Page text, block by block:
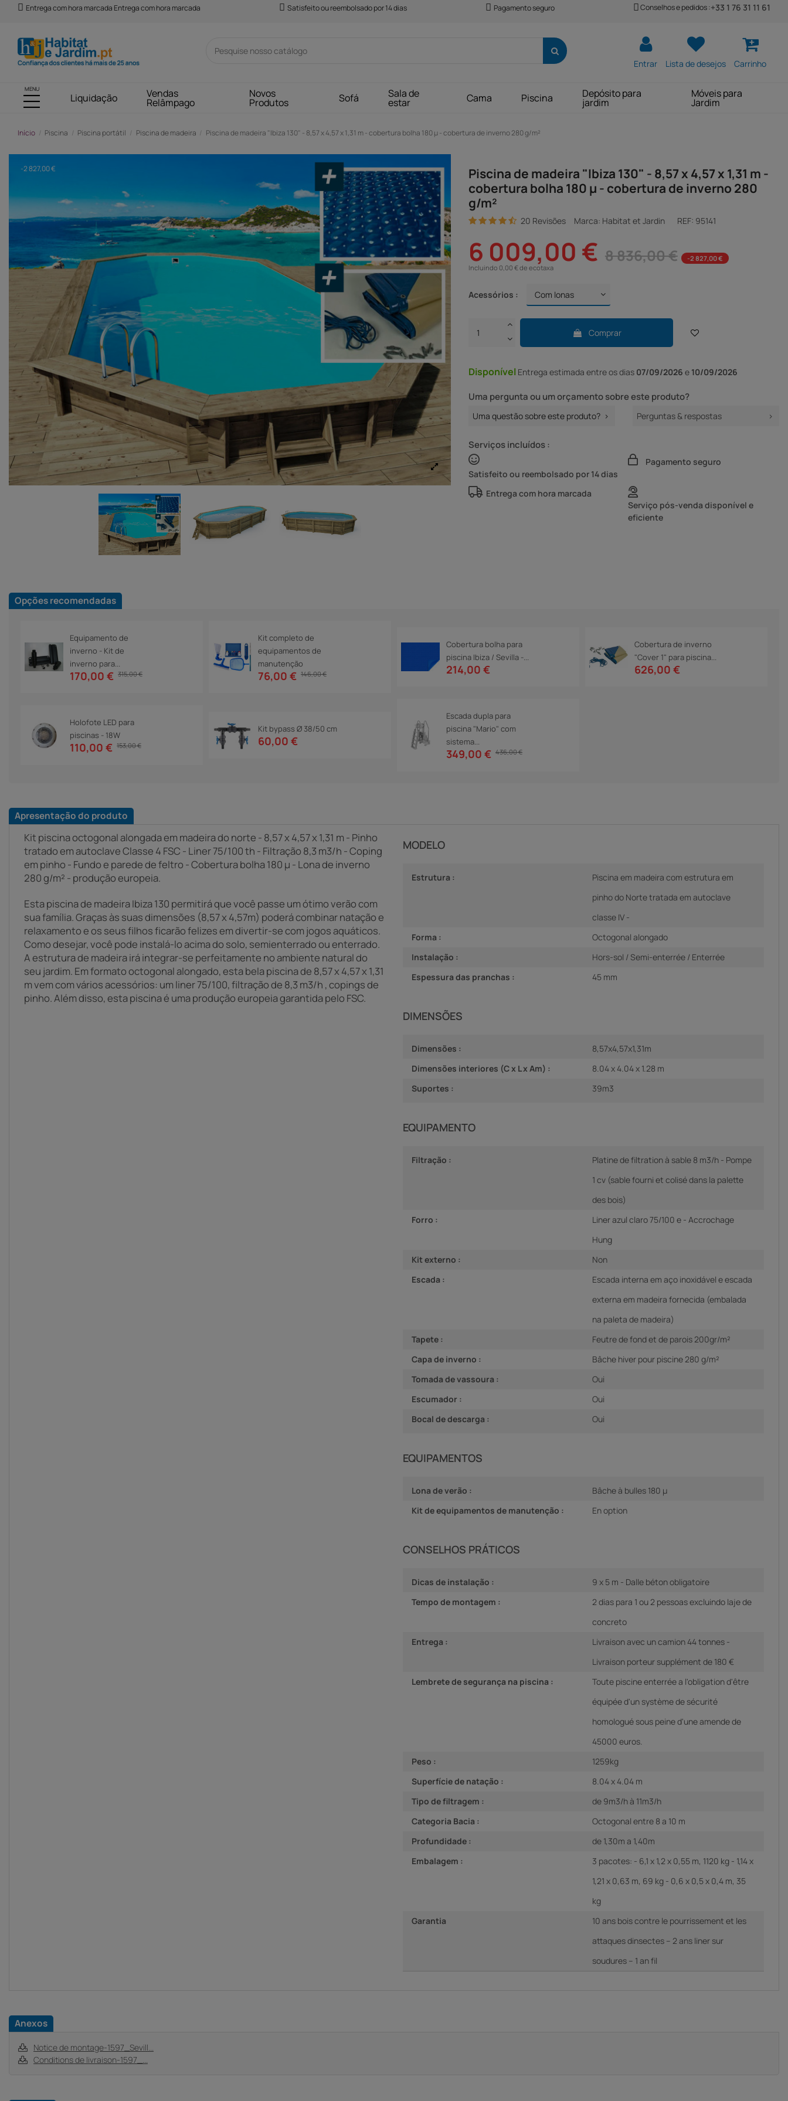
Entrega com hora marcada Entrega com hora marcada Satisfeito ou reembolsado por 14 dias Pagamento seguro Conselhos e pedidos :+33 1 76 31 11 61
Entrar Lista de desejos Carrinho
MENU
Liquidação Vendas
Relâmpago
Novos
Produtos Sofá Sala de
estar Cama Piscina Depósito para
jardim
Móveis para
Jardim
Início Piscina Piscina portátil Piscina de madeira Piscina de madeira "Ibiza 130" - 8,57 x 4,57 x 1,31 m - cobertura bolha 180 µ - cobertura de inverno 280 g/m²
-2 827,00 €
Piscina de madeira "Ibiza 130" - 8,57 x 4,57 x 1,31 m -
cobertura bolha 180 µ - cobertura de inverno 280
g/m²
20 Revisões Marca: Habitat et Jardin REF: 95141
6 009,00 € 8 836,00 €
-2 827,00 €
Incluindo 0,00 € de ecotaxa
Acessórios :
Comprar
Disponível Entrega estimada entre os dias 07/09/2026 e 10/09/2026
Uma pergunta ou um orçamento sobre este produto?
Uma questão sobre este produto? Perguntas & respostas
Serviços incluídos :
Satisfeito ou reembolsado por 14 dias
Pagamento seguro
Entrega com hora marcada
Serviço pós-venda disponível e
eficiente
Opções recomendadas
Equipamento de
inverno - Kit de
inverno para...
170,00 € 315,00 €
Kit completo de
equipamentos de
manutenção
76,00 € 146,00 €
Cobertura bolha para
piscina Ibiza / Sevilla -...
214,00 €
Cobertura de inverno
"Cover 1" para piscina...
626,00 €
Holofote LED para
piscinas - 18W
110,00 € 153,00 €
Kit bypass Ø 38/50 cm
60,00 €
Escada dupla para
piscina "Mario" com
sistema...
349,00 € 436,00 €
Apresentação do produto
Kit piscina octogonal alongada em madeira do norte - 8,57 x 4,57 x 1,31 m - Pinho
tratado em autoclave Classe 4 FSC - Liner 75/100 th - Filtração 8,3 m3/h - Coping
em pinho - Fundo e parede de feltro - Cobertura bolha 180 µ - Lona de inverno
280 g/m² - produção europeia.
Esta piscina de madeira Ibiza 130 permitirá que você passe um ótimo verão com
sua família. Graças às suas dimensões (8,57 x 4,57m) poderá combinar natação e
relaxamento e os seus filhos ficarão felizes em divertir-se com jogos aquáticos.
Como desejar, você pode instalá-lo acima do solo, semienterrado ou enterrado.
A estrutura de madeira irá integrar-se perfeitamente no ambiente natural do
seu jardim. Em formato octogonal alongado, esta bela piscina de 8,57 x 4,57 x 1,31
m vem com vários acessórios: um liner 75/100, filtração de 8,3 m3/h , copings de
pinho. Além disso, esta piscina é uma produção europeia garantida pelo FSC.
MODELO
Estrutura :
Piscina em madeira com estrutura em
pinho do Norte tratada em autoclave
classe IV -
Forma :
Octogonal alongado
Instalação :
Hors-sol / Semi-enterrée / Enterrée
Espessura das pranchas :
45 mm
DIMENSÕES
Dimensões :
8,57x4,57x1,31m
Dimensões interiores (C x L x Am) :
8.04 x 4.04 x 1.28 m
Suportes :
39m3
EQUIPAMENTO
Filtração :
Platine de filtration à sable 8 m3/h - Pompe
1 cv (sable fourni et colisé dans la palette
des bois)
Forro :
Liner azul claro 75/100 e - Accrochage
Hung
Kit externo :
Non
Escada :
Escada interna em aço inoxidável e escada
externa em madeira fornecida (embalada
na paleta de madeira)
Tapete :
Feutre de fond et de parois 200gr/m²
Capa de inverno :
Bâche hiver pour piscine 280 g/m²
Tomada de vassoura :
Oui
Escumador :
Oui
Bocal de descarga :
Oui
EQUIPAMENTOS
Lona de verão :
Bâche à bulles 180 µ
Kit de equipamentos de manutenção :
En option
CONSELHOS PRÁTICOS
Dicas de instalação :
9 x 5 m - Dalle béton obligatoire
Tempo de montagem :
2 dias para 1 ou 2 pessoas excluindo laje de
concreto
Entrega :
Livraison avec un camion 44 tonnes -
Livraison porteur supplément de 180 €
Lembrete de segurança na piscina :
Toute piscine enterrée a l'obligation d'être
équipée d'un système de sécurité
homologué sous peine d'une amende de
45000 euros.
Peso :
1259kg
Superfície de natação :
8.04 x 4.04 m
Tipo de filtragem :
de 9m3/h à 11m3/h
Categoria Bacia :
Octogonal entre 8 a 10 m
Profundidade :
de 1,30m a 1,40m
Embalagem :
3 pacotes: - 6,1 x 1,2 x 0,55 m, 1120 kg - 1,14 x
1,21 x 0,63 m, 69 kg - 0,6 x 0,5 x 0,4 m, 35
kg
Garantia
10 ans bois contre le pourrissement et les
attaques dinsectes – 2 ans liner sur
soudures – 1 an fil
Anexos
Notice de montage-1597_Sevill...
Conditions de livraison-1597_...